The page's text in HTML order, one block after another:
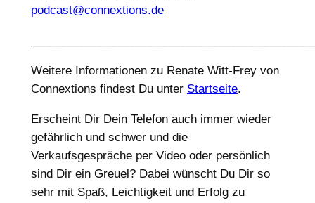
podcast@connextions.de
Weitere Informationen zu Renate Witt-Frey von
Connextions findest Du unter Startseite.
Erscheint Dir Dein Telefon auch immer wieder
gefährlich und schwer und die
Verkaufsgespräche per Video oder persönlich
sind Dir ein Greuel? Dabei wünscht Du Dir so
sehr mit Spaß, Leichtigkeit und Erfolg zu